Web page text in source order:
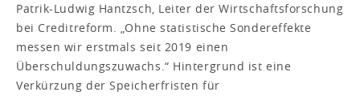
Patrik-Ludwig Hantzsch, Leiter der Wirtschaftsforschung
bei Creditreform. „Ohne statistische Sondereffekte
messen wir erstmals seit 2019 einen
Überschuldungszuwachs.“ Hintergrund ist eine
Verkürzung der Speicherfristen für